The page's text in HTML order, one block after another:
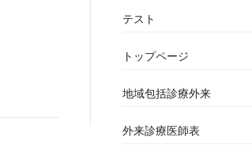
テスト
トップページ
地域包括診療外来
外来診療医師表